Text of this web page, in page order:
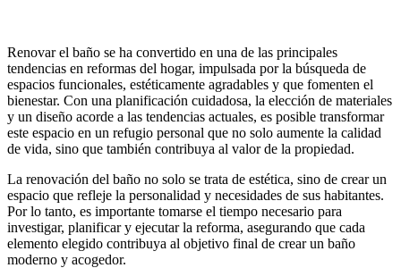
Renovar el baño se ha convertido en una de las principales
tendencias en reformas del hogar, impulsada por la búsqueda de
espacios funcionales, estéticamente agradables y que fomenten el
bienestar. Con una planificación cuidadosa, la elección de materiales
y un diseño acorde a las tendencias actuales, es posible transformar
este espacio en un refugio personal que no solo aumente la calidad
de vida, sino que también contribuya al valor de la propiedad.
La renovación del baño no solo se trata de estética, sino de crear un
espacio que refleje la personalidad y necesidades de sus habitantes.
Por lo tanto, es importante tomarse el tiempo necesario para
investigar, planificar y ejecutar la reforma, asegurando que cada
elemento elegido contribuya al objetivo final de crear un baño
moderno y acogedor.